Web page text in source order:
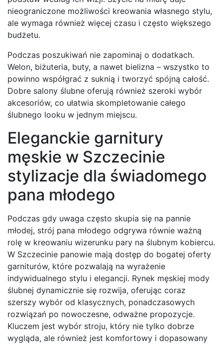
nieograniczone możliwości kreowania własnego stylu,
ale wymaga również więcej czasu i często większego
budżetu.
Podczas poszukiwań nie zapominaj o dodatkach.
Welon, biżuteria, buty, a nawet bielizna – wszystko to
powinno współgrać z suknią i tworzyć spójną całość.
Dobre salony ślubne oferują również szeroki wybór
akcesoriów, co ułatwia skompletowanie całego
ślubnego looku w jednym miejscu.
Eleganckie garnitury
męskie w Szczecinie
stylizacje dla świadomego
pana młodego
Podczas gdy uwaga często skupia się na pannie
młodej, strój pana młodego odgrywa równie ważną
rolę w kreowaniu wizerunku pary na ślubnym kobiercu.
W Szczecinie panowie mają dostęp do bogatej oferty
garniturów, które pozwalają na wyrażenie
indywidualnego stylu i elegancji. Rynek męskiej mody
ślubnej dynamicznie się rozwija, oferując coraz
szerszy wybór od klasycznych, ponadczasowych
rozwiązań po nowoczesne, odważne propozycje.
Kluczem jest wybór stroju, który nie tylko dobrze
wygląda, ale również jest komfortowy i dopasowany